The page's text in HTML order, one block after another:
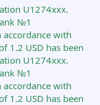
U1274xxx.
№1
with
1.2 USD has been
U1274xxx.
№1
with
1.2 USD has been